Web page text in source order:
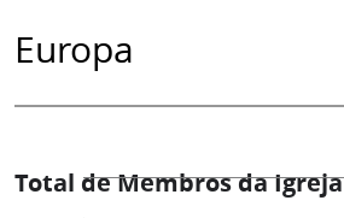
Europa
Total de Membros da Igreja